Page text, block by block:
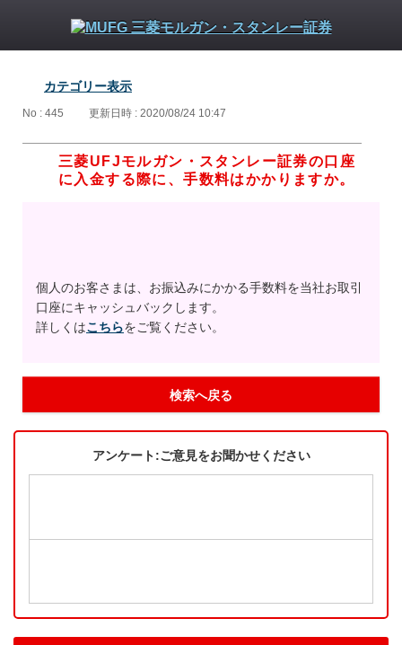
カテゴリー表示
No : 445 更新日時 : 2020/08/24 10:47
三菱UFJモルガン・スタンレー証券の口座
に入金する際に、手数料はかかりますか。
個人のお客さまは、お振込みにかかる手数料を当社お取引
口座にキャッシュバックします。
詳しくはこちらをご覧ください。
検索へ戻る
アンケート:ご意見をお聞かせください